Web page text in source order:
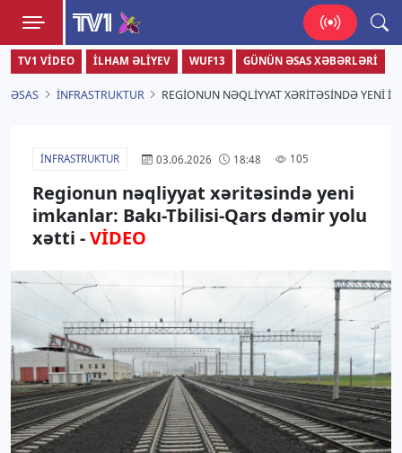
TV1
Zamanı bizimlə yaşa!
TV1 VIDEO İLHAM ƏLIYEV WUF13 GÜNÜN ƏSAS XƏBƏRLƏRI
ƏSAS İNFRASTRUKTUR REGIONUN NƏQLIYYAT XƏRITƏSINDƏ YENI
İNFRASTRUKTUR 03.06.2026 18:48 105
Regionun nəqliyyat xəritəsində yeni
imkanlar: Bakı-Tbilisi-Qars dəmir yolu
xətti -VİDEO